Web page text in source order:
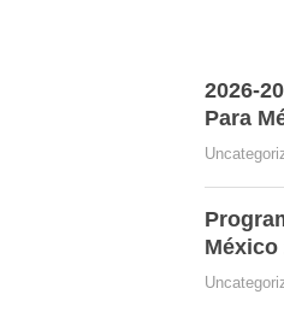
2026-
Para
México